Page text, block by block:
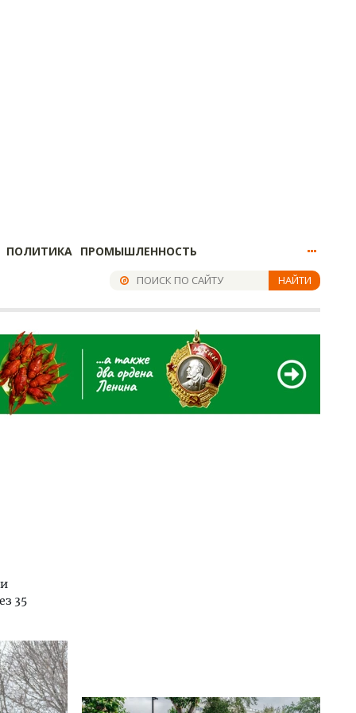
ПОЛИТИКА ПРОМЫШЛЕННОСТЬ
НАЙТИ
35